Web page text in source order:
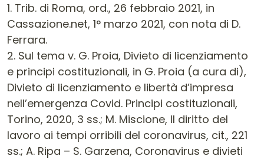
1. Trib. di Roma, ord., 26 febbraio 2021, in
Cassazione.net, 1° marzo 2021, con nota di D.
Ferrara.
2. Sul tema v. G. Proia, Divieto di licenziamento
e principi costituzionali, in G. Proia (a cura di),
Divieto di licenziamento e libertà d’impresa
nell’emergenza Covid. Principi costituzionali,
Torino, 2020, 3 ss.; M. Miscione, Il diritto del
lavoro ai tempi orribili del coronavirus, cit., 221
ss.; A. Ripa – S. Garzena, Coronavirus e divieti